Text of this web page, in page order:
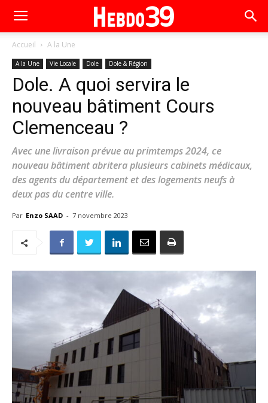
Accueil A la Une
A la Une Vie Locale Dole Dole & Région
Dole. A quoi servira le
nouveau bâtiment Cours
Clemenceau ?
Avec une livraison prévue au primtemps 2024, ce
nouveau bâtiment abritera plusieurs cabinets médicaux,
des agents du département et des logements neufs à
deux pas du centre ville.
Par Enzo SAAD - 7 novembre 2023